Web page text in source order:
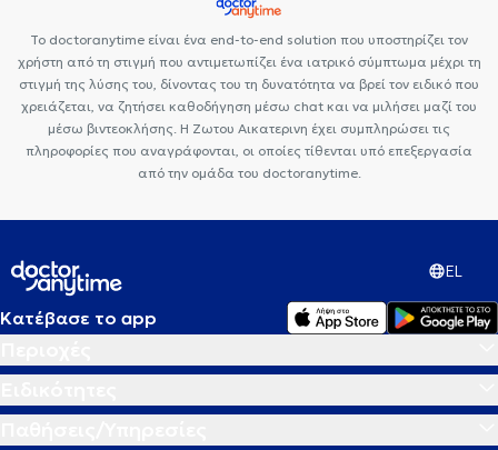
Το doctoranytime είναι ένα end-to-end solution που υποστηρίζει τον
χρήστη από τη στιγμή που αντιμετωπίζει ένα ιατρικό σύμπτωμα μέχρι τη
στιγμή της λύσης του, δίνοντας του τη δυνατότητα να βρεί τον ειδικό που
χρειάζεται, να ζητήσει καθοδήγηση μέσω chat και να μιλήσει μαζί του
μέσω βιντεοκλήσης. Η Ζωτου Αικατερινη έχει συμπληρώσει τις
πληροφορίες που αναγράφονται, οι οποίες τίθενται υπό επεξεργασία
από την ομάδα του doctoranytime.
EL
Κατέβασε το app